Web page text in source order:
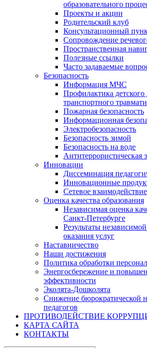
образовательного
Проекты и акции
Родительский клуб
Консультационный
Сопровождение
Пространственная
Полезные ссылки
Часто задаваемые
Безопасность
Информация МЧС
Профилактика
транспортного
Пожарная безопасность
Информационная
Электробезопасность
Безопасность зимой
Безопасность на воде
Антитеррористическая
Инновации
Диссеминация
Инновационные
Сетевое взаимодействие
Оценка качества образования
Независимая оценка
Санкт-Петербурге
Результаты
оказания услуг
Наставничество
Наши достижения
Политика обработки
Энергосбережение и
эффективности
Эколята-Дошколята
Снижение бюрократической
педагогов
ПРОТИВОДЕЙСТВИЕ
КАРТА САЙТА
КОНТАКТЫ